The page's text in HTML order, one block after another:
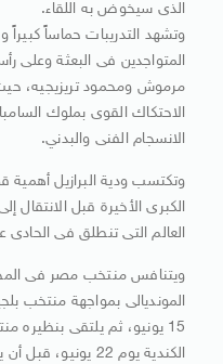
الذى سيخوض به اللقاء.
وتشهد التدريبات حماساً كبيراً
المتواجدين فى البعثة وعلى
مرموش ومحمود تريزيجيه،
الاحتكاك القوى بملوك
الانسجام الفنى والبدني.
وتكتسب ودية البرازيل
الكبرى الأخيرة قبل الانتقال
العالم التى تنطلق فى الحادى
ويتنافس منتخب مصر فى
المونديالى بمواجهة منتخب
15 يونيو، ثم يلتقى بنظيره
الكندية يوم 22